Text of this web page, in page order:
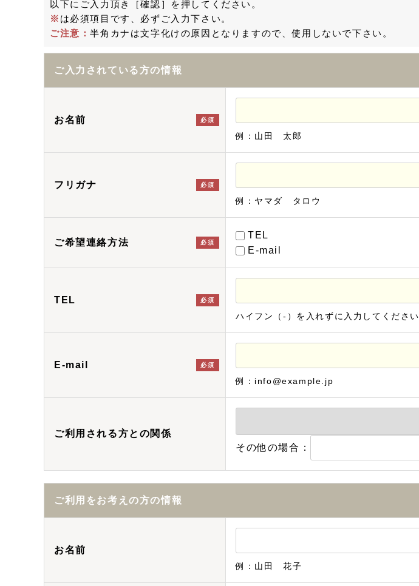
以下にご入力頂き［確認］を押してください。
※ は必須項目です、必ずご入力下さい。
ご注意：半角カナは文字化けの原因となりますので、使用しないで下さい。
ご入力されている方の情報
お名前 必須
例：山田 太郎
フリガナ 必須
例：ヤマダ タロウ
ご希望連絡方法 必須
TEL
E-mail
TEL 必須
ハイフン（-）を入れずに入力してください
E-mail 必須
例：info@example.jp
ご利用される方との関係
その他の場合：
ご利用をお考えの方の情報
お名前
例：山田 花子